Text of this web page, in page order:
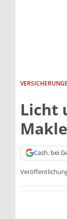
Licht
Cash. bei